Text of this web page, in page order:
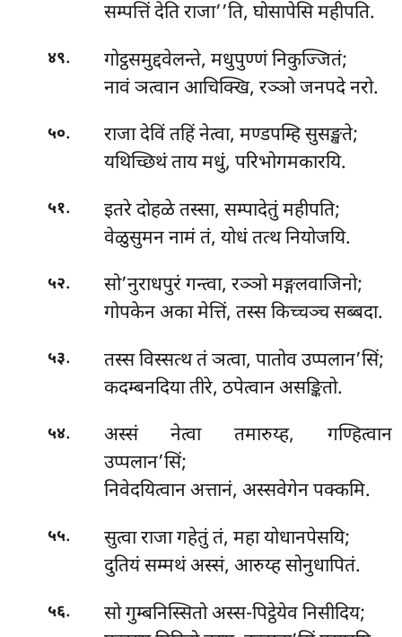
सम्पत्तिं देति राजा’’ति, घोसापेसि महीपति.
४९.
गोट्ठसमुद्दवेलन्ते, मधुपुण्णं निकुज्जितं;
नावं ञत्वान आचिक्खि, रञ्ञो जनपदे नरो.
५०. राजादेविं तहिं नेत्वा, मण्डपम्हि सुसङ्खते;
यथिच्छिथं ताय मधुं, परिभोगमकारयि.
५१.
इतरे दोहळे तस्सा, सम्पादेतुं महीपति;
वेळुसुमन नामं तं, योधं तत्थ नियोजयि.
५२.
सो’नुराधपुरं गन्त्वा, रञ्ञो मङ्गलवाजिनो;
गोपकेन अका मेत्तिं, तस्स किच्चञ्च सब्बदा.
५३.
तस्स विस्सत्थ तं ञत्वा, पातोव उप्पलान’सिं;
कदम्बनदिया तीरे, ठपेत्वान असङ्कितो.
५४.
अस्सं नेत्वा तमारुय्ह, गण्हित्वान
उप्पलान’सिं;
निवेदयित्वान अत्तानं, अस्सवेगेन पक्कमि.
५५.
सुत्वा राजा गहेतुं तं, महा योधानपेसयि;
दुतियं सम्मथं अस्सं, आरुय्ह सोनुधापितं.
५६.
सो गुम्बनिस्सितो अस्स-पिट्ठेयेव निसीदिय;